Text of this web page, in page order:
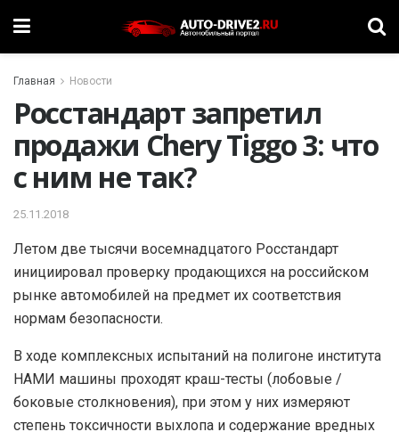
Главная Новости
Росстандарт запретил
продажи Chery Tiggo 3: что
с ним не так?
25.11.2018
Летом две тысячи восемнадцатого Росстандарт
инициировал проверку продающихся на российском
рынке автомобилей на предмет их соответствия
нормам безопасности.
В ходе комплексных испытаний на полигоне института
НАМИ машины проходят краш-тесты (лобовые /
боковые столкновения), при этом у них измеряют
степень токсичности выхлопа и содержание вредных